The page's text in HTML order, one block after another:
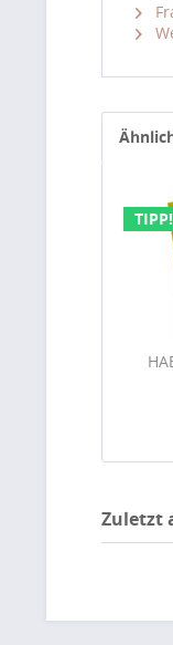
TIPP!
Zuletzt